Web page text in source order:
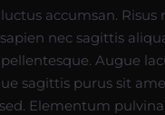
accumsan.
nec sagittis
Augue
sagittis purus sit
Elementum